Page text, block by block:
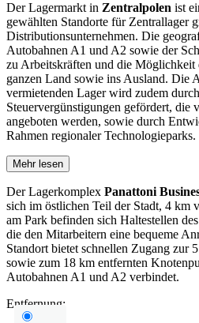
Der Lagermarkt in Zentralpolen ist
gewählten Standorte für Zentrallager
Distributionsunternehmen. Die
Autobahnen A1 und A2 sowie der
zu Arbeitskräften und die Möglichkeit
ganzen Land sowie ins Ausland. Die
vermietenden Lager wird zudem
Steuervergünstigungen gefördert, die
angeboten werden, sowie durch
Rahmen regionaler Technologieparks.
Mehr lesen
Der Lagerkomplex Panattoni
sich im östlichen Teil der Stadt, 4 km
am Park befinden sich Haltestellen
die den Mitarbeitern eine bequeme
Standort bietet schnellen Zugang zur
sowie zum 18 km entfernten
Autobahnen A1 und A2 verbindet.
Entfernung: